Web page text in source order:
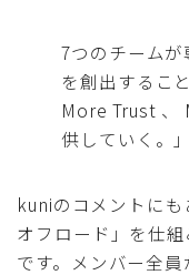
7つのチーム
を創出するこ
More Trust 、
供していく。」
kuniのコメントに
オフロード」を仕
です。メンバー全